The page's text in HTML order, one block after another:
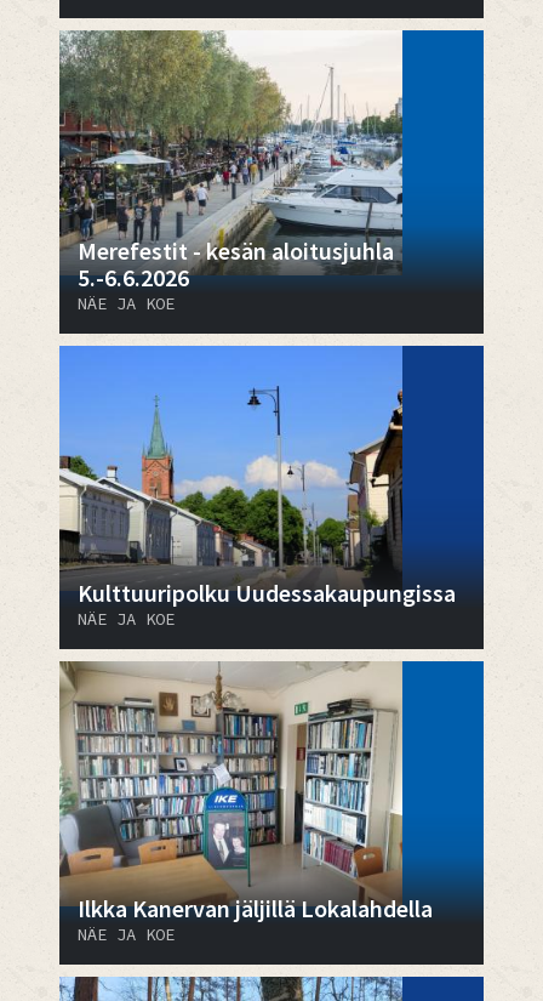
Merefestit - kesän aloitusjuhla
5.-6.6.2026
NÄE JA KOE
Kulttuuripolku Uudessakaupungissa
NÄE JA KOE
Ilkka Kanervan jäljillä Lokalahdella
NÄE JA KOE